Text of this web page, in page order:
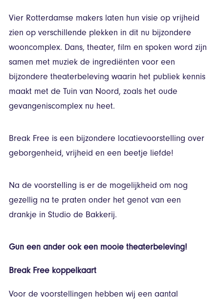
Vier Rotterdamse makers laten hun visie op vrijheid
zien op verschillende plekken in dit nu bijzondere
wooncomplex. Dans, theater, film en spoken word zijn
samen met muziek de ingrediënten voor een
bijzondere theaterbeleving waarin het publiek kennis
maakt met de Tuin van Noord, zoals het oude
gevangeniscomplex nu heet.
Break Free is een bijzondere locatievoorstelling over
geborgenheid, vrijheid en een beetje liefde!
Na de voorstelling is er de mogelijkheid om nog
gezellig na te praten onder het genot van een
drankje in Studio de Bakkerij.
Gun een ander ook een mooie theaterbeleving!
Break Free koppelkaart
Voor de voorstellingen hebben wij een aantal